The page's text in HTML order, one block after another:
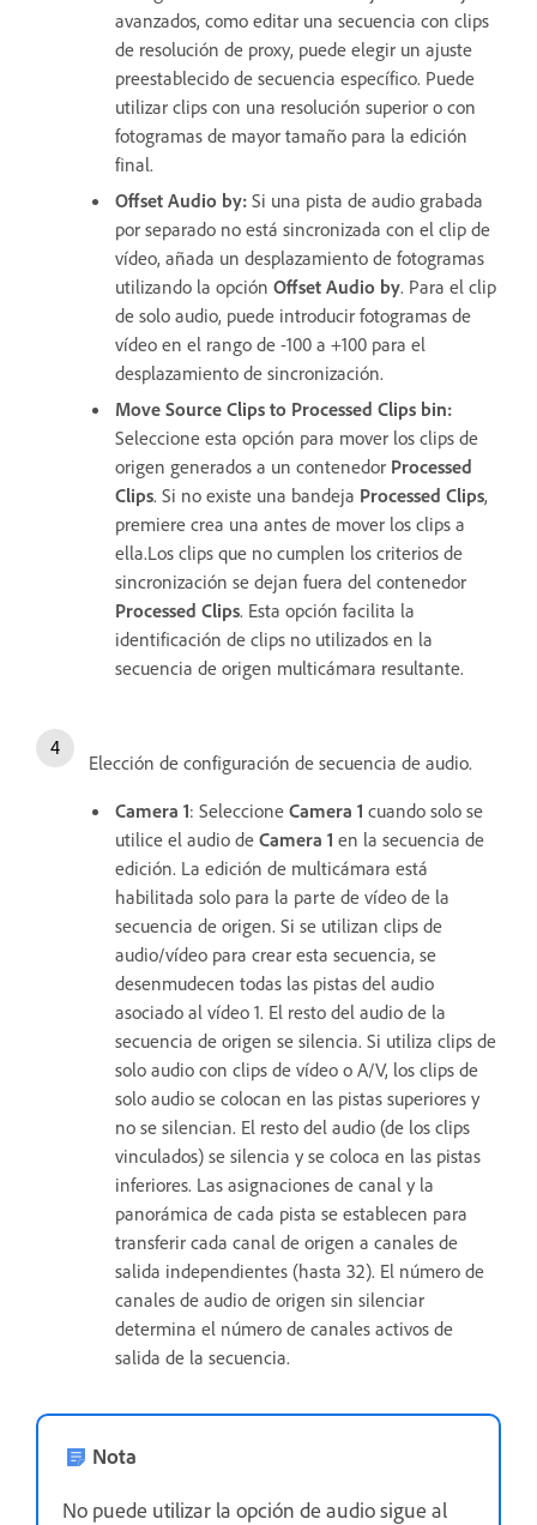
avanzados, como editar una secuencia con clips
de resolución de proxy, puede elegir un ajuste
preestablecido de secuencia específico. Puede
utilizar clips con una resolución superior o con
fotogramas de mayor tamaño para la edición
final.
Offset Audio by: Si una pista de audio grabada
por separado no está sincronizada con el clip de
vídeo, añada un desplazamiento de fotogramas
utilizando la opción Offset Audio by. Para el clip
de solo audio, puede introducir fotogramas de
vídeo en el rango de -100 a +100 para el
desplazamiento de sincronización.
Move Source Clips to Processed Clips bin:
Seleccione esta opción para mover los clips de
origen generados a un contenedor Processed
Clips. Si no existe una bandeja Processed Clips,
premiere crea una antes de mover los clips a
ella.Los clips que no cumplen los criterios de
sincronización se dejan fuera del contenedor
Processed Clips. Esta opción facilita la
identificación de clips no utilizados en la
secuencia de origen multicámara resultante.
Elección de configuración de secuencia de audio.
Camera 1: Seleccione Camera 1 cuando solo se
utilice el audio de Camera 1 en la secuencia de
edición. La edición de multicámara está
habilitada solo para la parte de vídeo de la
secuencia de origen. Si se utilizan clips de
audio/vídeo para crear esta secuencia, se
desenmudecen todas las pistas del audio
asociado al vídeo 1. El resto del audio de la
secuencia de origen se silencia. Si utiliza clips de
solo audio con clips de vídeo o A/V, los clips de
solo audio se colocan en las pistas superiores y
no se silencian. El resto del audio (de los clips
vinculados) se silencia y se coloca en las pistas
inferiores. Las asignaciones de canal y la
panorámica de cada pista se establecen para
transferir cada canal de origen a canales de
salida independientes (hasta 32). El número de
canales de audio de origen sin silenciar
determina el número de canales activos de
salida de la secuencia.
Nota
No puede utilizar la opción de audio sigue al